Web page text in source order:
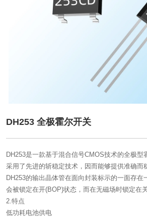
DH253 全极霍尔开关
DH253是一款基于混合信号CMOS技术的全极型
采用了先进的斩稳定技术，因而能够提供准确而
DH253的输出晶体管在面向封装标示的一面存在
会被锁定在开(BOP)状态，而在无磁场时锁定在
2.特点
低功耗电池供电